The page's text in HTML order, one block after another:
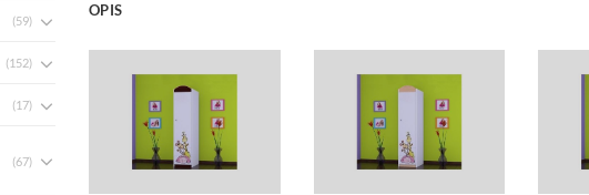
(59)
(152)
(17)
(67)
OPIS